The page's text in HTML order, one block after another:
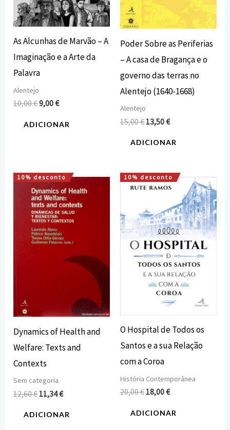
As Alcunhas de Marvão – A
Imaginação e a Arte da
Palavra
Alentejo
10,00€9,00€
ADICIONAR
Poder Sobre as Periferias
– A casa de Bragança e o
governo das terras no
Alentejo (1640-1668)
Alentejo
15,00€ 13,50€
ADICIONAR
10% desconto
Dynamics of Health and
Welfare: Texts and
Contexts
Sem categoria
12,60€
O
preço
original
era:
12,60 €.
11,34€
O
preço
atual
é:
11,34 €.
ADICIONAR
10% desconto
O Hospital de Todos os
Santos e a sua Relação
com a Coroa
História Contemporânea
20,00€
O
preço
era:
20,00 €.
18,00€
O
preço
atual
é:
18,00 €.
ADICIONAR